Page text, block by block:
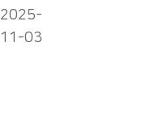
회」
2025-
11-03